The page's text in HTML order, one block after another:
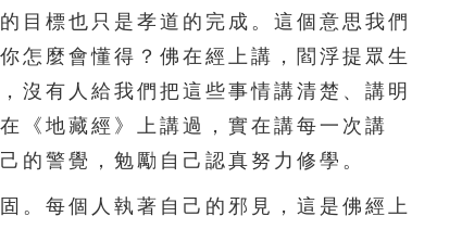
186 187 188 189 190
191 192 193 194 195
目標也只是孝道的完成。這個意思我們
怎麼會懂得？佛在經上講，閻浮提眾生
沒有人給我們把這些事情講清楚、講明
《地藏經》上講過，實在講每一次講
的警覺，勉勵自己認真努力修學。
每個人執著自己的邪見，這是佛經上